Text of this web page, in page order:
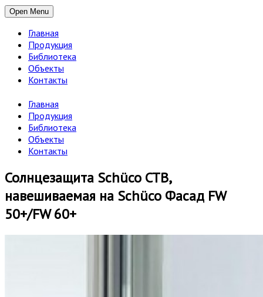
Open Menu
Главная
Продукция
Библиотека
Объекты
Контакты
Главная
Продукция
Библиотека
Объекты
Контакты
Солнцезащита Schüco CTB,
навешиваемая на Schüco Фасад FW
50+/FW 60+